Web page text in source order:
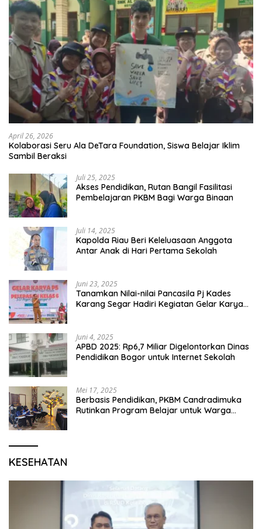
April 26, 2026
Kolaborasi Seru Ala DeTara Foundation, Siswa Belajar Iklim
Sambil Beraksi
Juli 25, 2025
Akses Pendidikan, Rutan Bangil Fasilitasi
Pembelajaran PKBM Bagi Warga Binaan
Juli 14, 2025
Kapolda Riau Beri Keleluasaan Anggota
Antar Anak di Hari Pertama Sekolah
Juni 23, 2025
Tanamkan Nilai-nilai Pancasila Pj Kades
Karang Segar Hadiri Kegiatan Gelar Karya
Juni 4, 2025
APBD 2025: Rp6,7 Miliar Digelontorkan Dinas
Pendidikan Bogor untuk Internet Sekolah
Mei 17, 2025
Berbasis Pendidikan, PKBM Candradimuka
Rutinkan Program Belajar untuk Warga
KESEHATAN